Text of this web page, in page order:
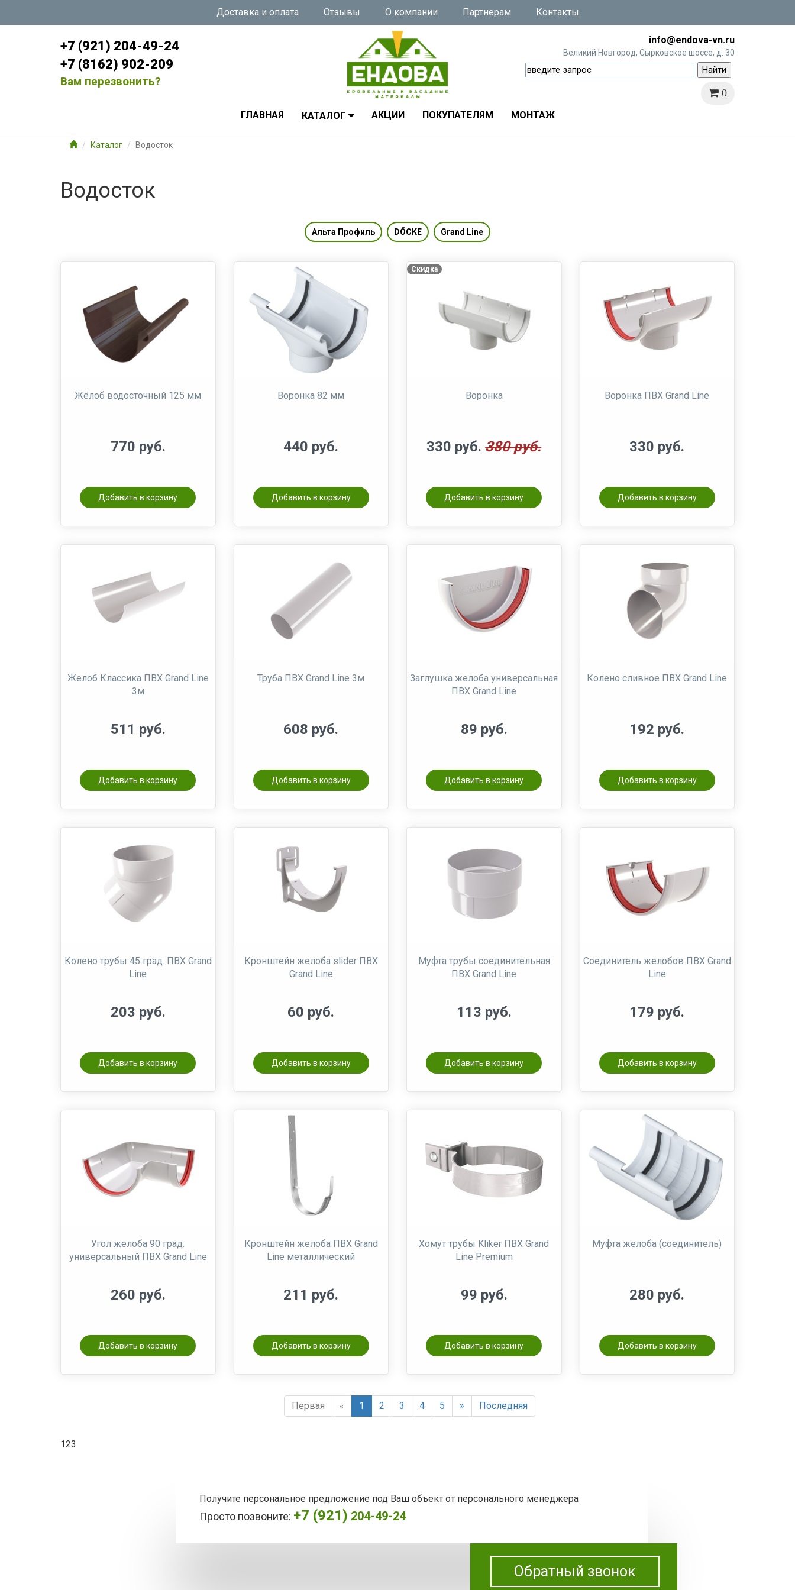
Доставка и оплата Отзывы О компании Партнерам Контакты
+7 (921) 204-49-24
+7 (8162) 902-209
Вам перезвонить?
info@endova-vn.ru
Великий Новгород, Сырковское шоссе, д. 30
0
ГЛАВНАЯ КАТАЛОГ АКЦИИ ПОКУПАТЕЛЯМ МОНТАЖ
Каталог Водосток
Водосток
Альта Профиль DÖCKE Grand Line
Жёлоб водосточный 125 мм
770 руб.
Добавить в корзину
Воронка 82 мм
440 руб.
Добавить в корзину
Скидка
Воронка
330 руб. 380 руб.
Добавить в корзину
Воронка ПВХ Grand Line
330 руб.
Добавить в корзину
Желоб Классика ПВХ Grand Line
3м
511 руб.
Добавить в корзину
Труба ПВХ Grand Line 3м
608 руб.
Добавить в корзину
Заглушка желоба универсальная
ПВХ Grand Line
89 руб.
Добавить в корзину
Колено сливное ПВХ Grand Line
192 руб.
Добавить в корзину
Колено трубы 45 град. ПВХ Grand
Line
203 руб.
Добавить в корзину
Кронштейн желоба slider ПВХ
Grand Line
60 руб.
Добавить в корзину
Муфта трубы соединительная
ПВХ Grand Line
113 руб.
Добавить в корзину
Соединитель желобов ПВХ Grand
Line
179 руб.
Добавить в корзину
Угол желоба 90 град.
универсальный ПВХ Grand Line
260 руб.
Добавить в корзину
Кронштейн желоба ПВХ Grand
Line металлический
211 руб.
Добавить в корзину
Хомут трубы Kliker ПВХ Grand
Line Premium
99 руб.
Добавить в корзину
Муфта желоба (соединитель)
280 руб.
Добавить в корзину
Первая « 1 2 3 4 5 » Последняя
123
Получите персональное предложение под Ваш объект от персонального менеджера
Просто позвоните: +7 (921) 204-49-24
Обратный звонок